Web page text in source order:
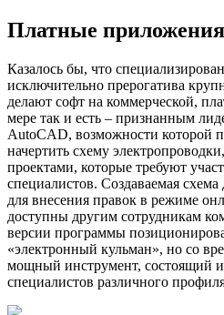
Платные
Казалось бы, что
исключительно прерогатива
делают софт на коммерческой,
мере так и есть – признанным
AutoCAD, возможности которой
начертить схему
проектами, которые требуют
специалистов. Создаваемая
для внесения правок в режиме
доступны другим сотрудникам
версии программы
«электронный кульман», но со
мощный инструмент, состоящий
специалистов различного